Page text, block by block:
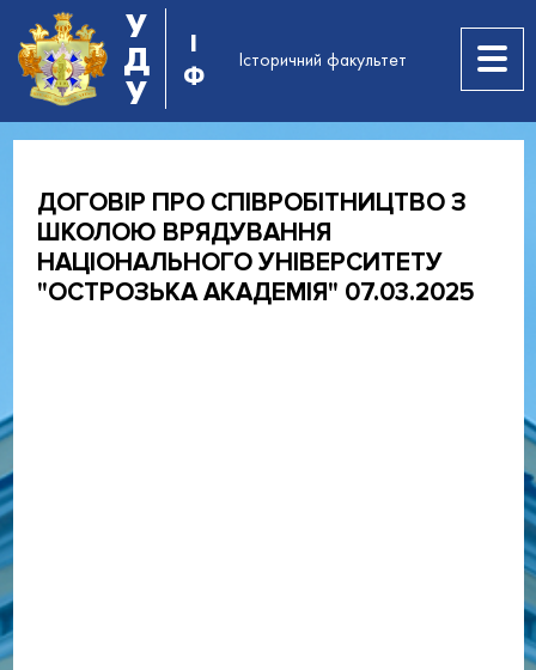
У
Д
У
І
Ф
Історичний факультет
ДОГОВІР ПРО СПІВРОБІТНИЦТВО З
ШКОЛОЮ ВРЯДУВАННЯ
НАЦІОНАЛЬНОГО УНІВЕРСИТЕТУ
"ОСТРОЗЬКА АКАДЕМІЯ" 07.03.2025